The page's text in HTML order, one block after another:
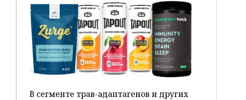
P
В сегменте трав-адаптагенов и других